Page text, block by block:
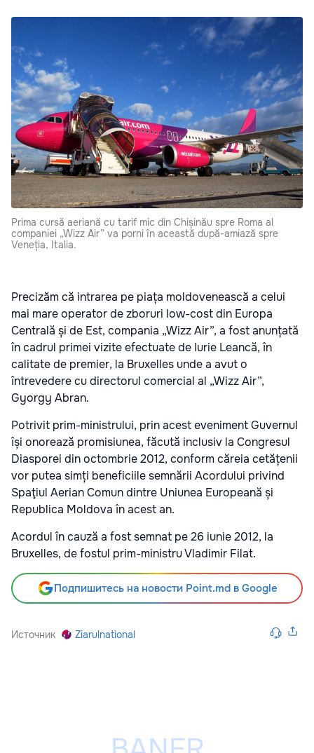
Prima cursă aeriană cu tarif mic din Chișinău spre Roma al
companiei „Wizz Air” va porni în această după-amiază spre
Veneția, Italia.
Precizăm că intrarea pe piața moldovenească a celui
mai mare operator de zboruri low-cost din Europa
Centrală și de Est, compania „Wizz Air”, a fost anunțată
în cadrul primei vizite efectuate de Iurie Leancă, în
calitate de premier, la Bruxelles unde a avut o
întrevedere cu directorul comercial al „Wizz Air”,
Gyorgy Abran.
Potrivit prim-ministrului, prin acest eveniment Guvernul
își onorează promisiunea, făcută inclusiv la Congresul
Diasporei din octombrie 2012, conform căreia cetățenii
vor putea simți beneficiile semnării Acordului privind
Spaţiul Aerian Comun dintre Uniunea Europeană și
Republica Moldova în acest an.
Acordul în cauză a fost semnat pe 26 iunie 2012, la
Bruxelles, de fostul prim-ministru Vladimir Filat.
Подпишитесь на новости Point.md в Google
Источник Ziarulnational